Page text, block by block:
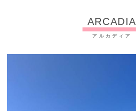
ARCADIA
アルカディア